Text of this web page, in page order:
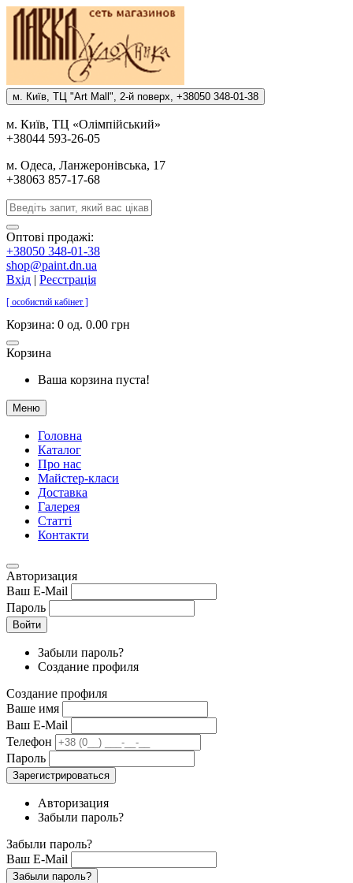
м. Киïв, ТЦ "Art Mall", 2-й поверх, +38050 348-01-38
м. Киïв, ТЦ «Олiмпiйський»
+38044 593-26-05
м. Одеса, Ланжеронiвська, 17
+38063 857-17-68
Оптові продажі:
+38050 348-01-38
shop@paint.dn.ua
Вхід | Реєстрація
[ особистий кабінет ]
Корзина: 0 од. 0.00 грн
Корзина
Ваша корзина пуста!
Меню
Головна
Каталог
Про нас
Майстер-класи
Доставка
Галерея
Статтi
Контакти
Авторизация
Ваш E-Mail
Пароль
Войти
Забыли пароль?
Создание профиля
Создание профиля
Ваше имя
Ваш E-Mail
Телефон
Пароль
Зарегистрироваться
Авторизация
Забыли пароль?
Забыли пароль?
Ваш E-Mail
Забыли пароль?